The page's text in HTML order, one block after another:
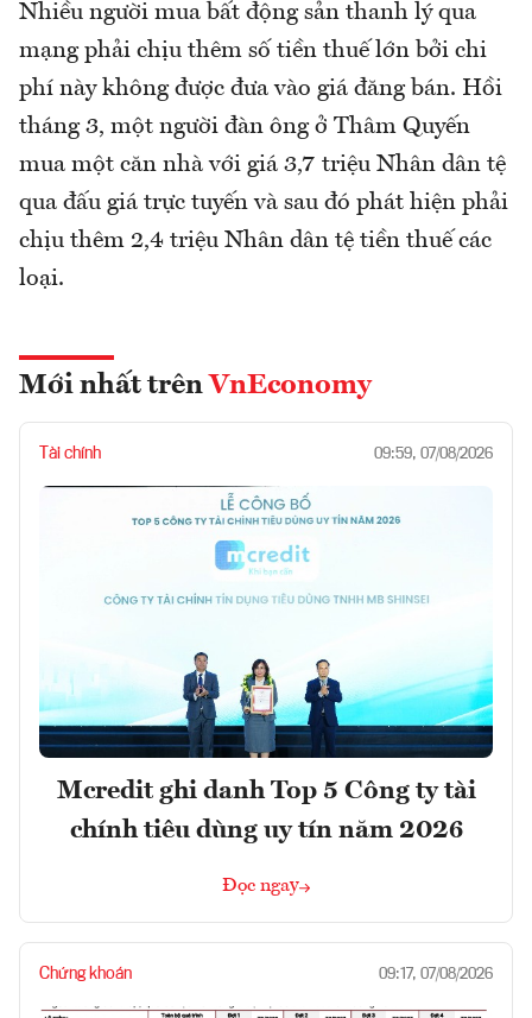
Nhiều người mua bất động sản thanh lý qua
mạng phải chịu thêm số tiền thuế lớn bởi chi
phí này không được đưa vào giá đăng bán. Hồi
tháng 3, một người đàn ông ở Thâm Quyến
mua một căn nhà với giá 3,7 triệu Nhân dân tệ
qua đấu giá trực tuyến và sau đó phát hiện phải
chịu thêm 2,4 triệu Nhân dân tệ tiền thuế các
loại.
Mới nhất trên VnEconomy
Tài chính 09:59, 07/08/2026
Mcredit ghi danh Top 5 Công ty tài
chính tiêu dùng uy tín năm 2026
Đọc ngay
Chứng khoán 09:17, 07/08/2026